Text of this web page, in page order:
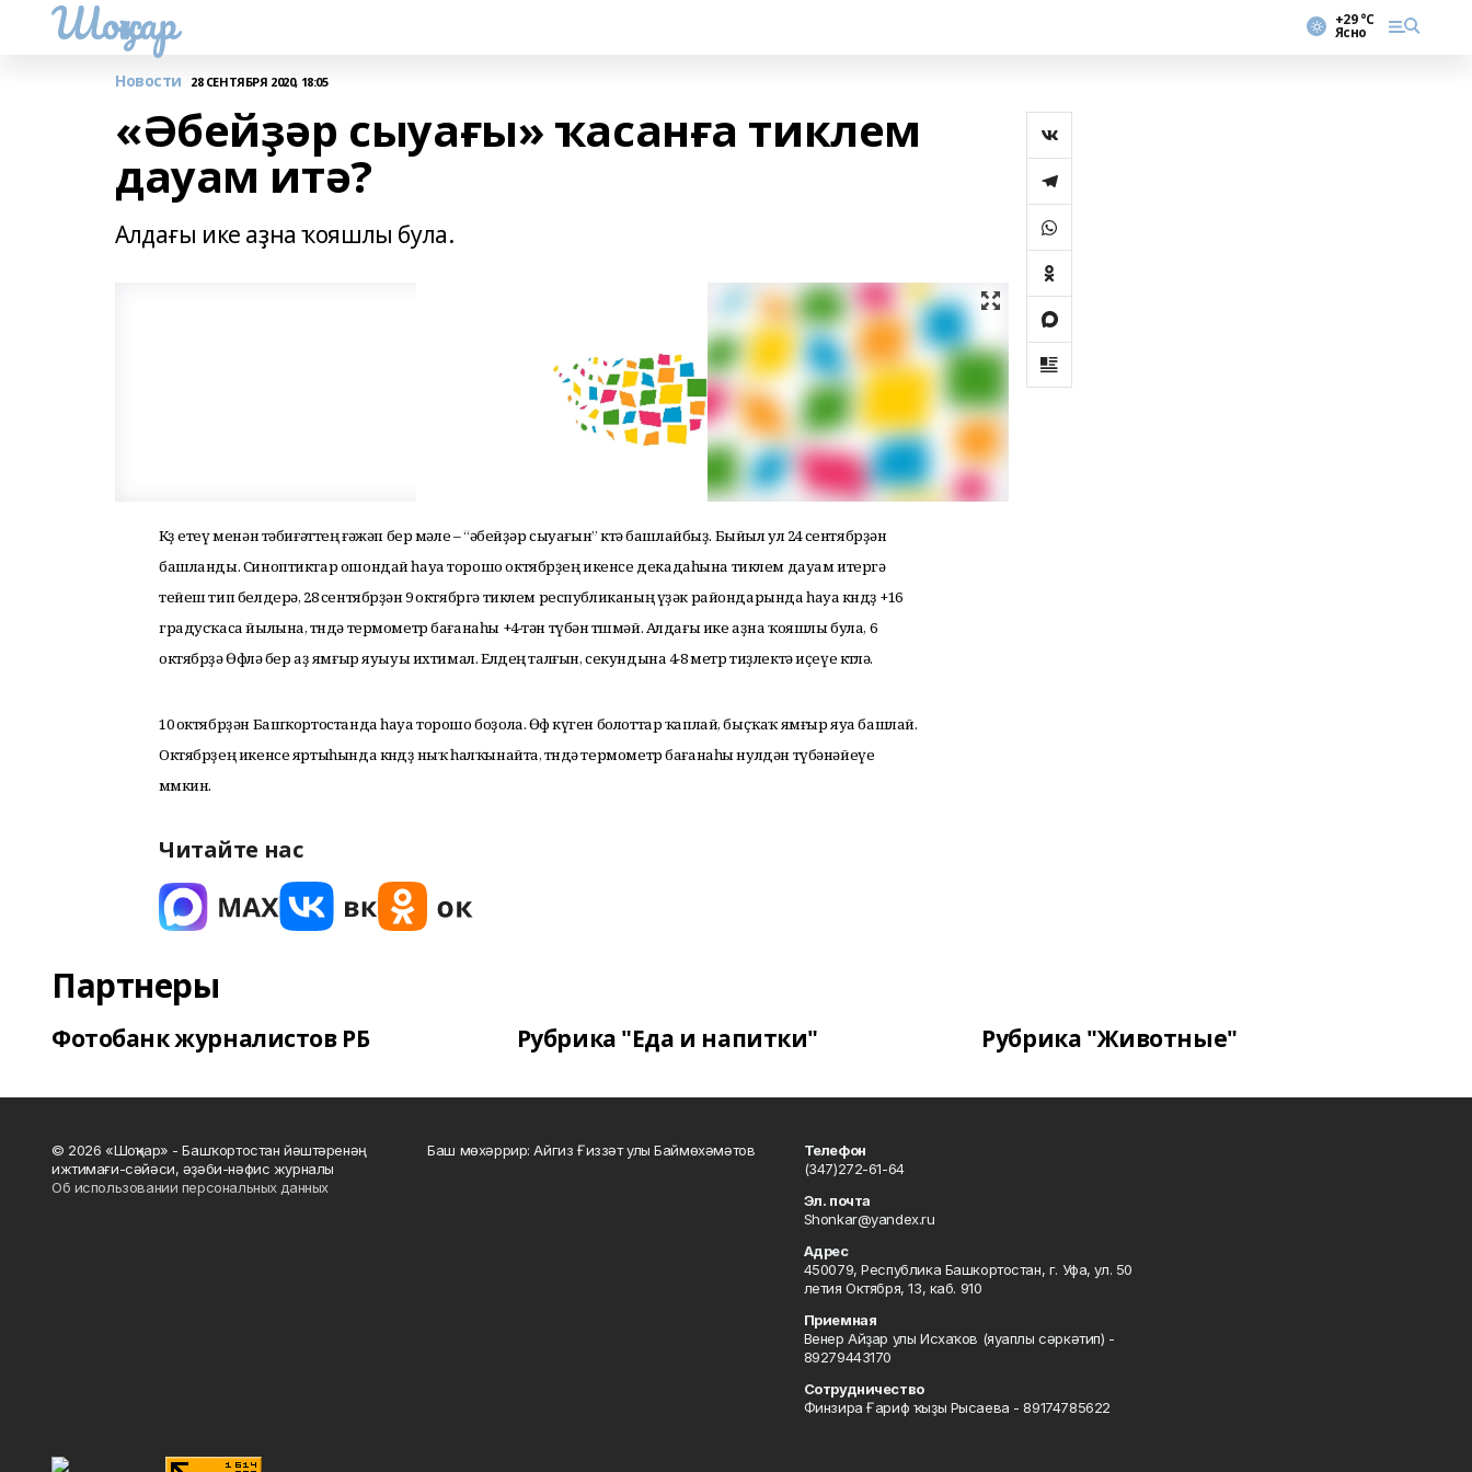
Шоңҡар +29 °С
Ясно
Новости 28 СЕНТЯБРЯ 2020, 18:05
«Әбейҙәр сыуағы» ҡасанға тиклем
дауам итә?
Алдағы ике аҙна ҡояшлы була.
Көҙ етеү менән тәбиғәттең ғәжәп бер мәле – “әбейҙәр сыуағын” көтә башлайбыҙ. Быйыл ул 24 сентябрҙән
башланды. Синоптиктар ошондай һауа торошо октябрҙең икенсе декадаһына тиклем дауам итергә
тейеш тип белдерә, 28 сентябрҙән 9 октябргә тиклем республиканың үҙәк райондарында һауа көндөҙ +16
градусҡаса йылына, төндә термометр бағанаһы +4-тән түбән төшмәй. Алдағы ике аҙна ҡояшлы була, 6
октябрҙә Өфөлә бер аҙ ямғыр яуыуы ихтимал. Елдең талғын, секундына 4-8 метр тиҙлектә иҫеүе көтөлә.
10 октябрҙән Башҡортостанда һауа торошо боҙола. Өфө күген болоттар ҡаплай, быҫҡаҡ ямғыр яуа башлай.
Октябрҙең икенсе яртыһында көндөҙ ныҡ һалҡынайта, төндә термометр бағанаһы нулдән түбәнәйеүе
мөмкин.
Читайте нас
Партнеры
Фотобанк журналистов РБ Рубрика "Еда и напитки" Рубрика "Животные"
© 2026 «Шоңҡар» - Башҡортостан йәштәренәң
ижтимағи-сәйәси, әҙәби-нәфис журналы
Об использовании персональных данных
Баш мөхәррир: Айгиз Ғиззәт улы Баймөхәмәтов
Телефон
(347)272-61-64
Эл. почта
Shonkar@yandex.ru
Адрес
450079, Республика Башкортостан, г. Уфа, ул. 50
летия Октября, 13, каб. 910
Приемная
Венер Айҙар улы Исхаҡов (яуаплы сәркәтип) -
89279443170
Сотрудничество
Финзира Ғариф ҡыҙы Рысаева - 89174785622